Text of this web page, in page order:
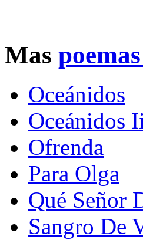
Mas
Oceánidos
Oceánidos
Ofrenda
Para Olga
Qué Señor
Sangro De